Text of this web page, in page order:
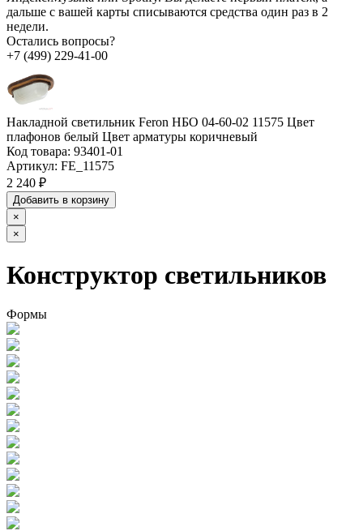
дальше с вашей карты списываются средства один раз в 2
недели.
Остались вопросы?
+7 (499) 229-41-00
Накладной светильник Feron НБО 04-60-02 11575 Цвет
плафонов белый Цвет арматуры коричневый
Код товара: 93401-01
Артикул: FE_11575
2 240 ₽
Добавить в корзину
×
×
Конструктор светильников
Формы